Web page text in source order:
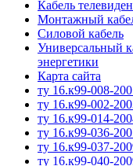
Кабель
Монтажный
Силовой кабель
Универсальный
энергетики
Карта сайта
ту 16.к99-008-
ту 16.к99-002-
ту 16.к99-014-
ту 16.к99-036-
ту 16.к99-037-
ту 16.к99-040-